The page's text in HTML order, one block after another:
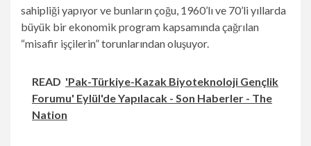
sahipliği yapıyor ve bunların çoğu, 1960’lı ve 70’li yıllarda
büyük bir ekonomik program kapsamında çağrılan
“misafir işçilerin” torunlarından oluşuyor.
READ 'Pak-Türkiye-Kazak Biyoteknoloji Gençlik
Forumu' Eylül'de Yapılacak - Son Haberler - The
Nation